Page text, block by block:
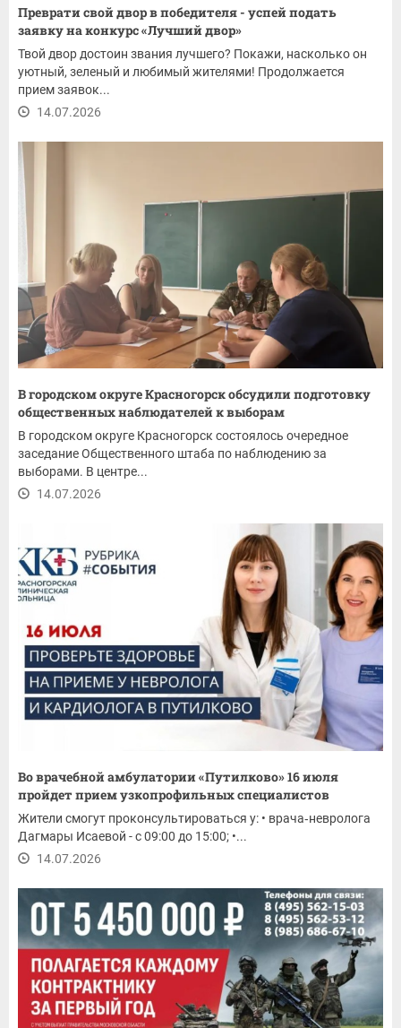
Преврати свой двор в победителя - успей подать
заявку на конкурс «Лучший двор»
Твой двор достоин звания лучшего? Покажи, насколько он
уютный, зеленый и любимый жителями! Продолжается
прием заявок...
14.07.2026
В городском округе Красногорск обсудили подготовку
общественных наблюдателей к выборам
В городском округе Красногорск состоялось очередное
заседание Общественного штаба по наблюдению за
выборами. В центре...
14.07.2026
Во врачебной амбулатории «Путилково» 16 июля
пройдет прием узкопрофильных специалистов
Жители смогут проконсультироваться у: • врача‑невролога
Дагмары Исаевой - с 09:00 до 15:00; •...
14.07.2026